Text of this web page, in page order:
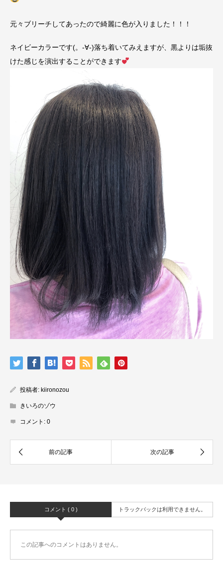
元々ブリーチしてあったので綺麗に色が入りました！！！
ネイビーカラーです(。-∀-)落ち着いてみえますが、黒よりは垢抜
けた感じを演出することができます
投稿者: kiironozou
きいろのゾウ
コメント: 0
コメント ( 0 ) トラックバックは利用できません。
この記事へのコメントはありません。